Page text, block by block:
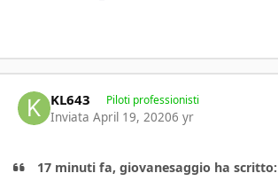
KL643 Piloti professionisti
Inviata April 19, 20206 yr
17 minuti fa, giovanesaggio ha scritto: